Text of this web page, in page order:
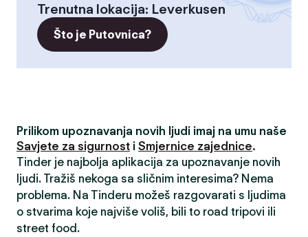
Trenutna lokacija: Leverkusen
Što je Putovnica?
Prilikom upoznavanja novih ljudi imaj na umu naše
Savjete za sigurnost i Smjernice zajednice.
Tinder je najbolja aplikacija za upoznavanje novih
ljudi. Tražiš nekoga sa sličnim interesima? Nema
problema. Na Tinderu možeš razgovarati s ljudima
o stvarima koje najviše voliš, bili to road tripovi ili
street food.